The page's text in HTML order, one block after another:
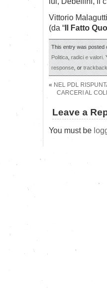
Vittorio Malagutti
(da “Il Fatto
This entry was posted
Politica,radici e valori.
response, ortrackback
« NEL PDL
CARCERI AL
Leave a
You must be